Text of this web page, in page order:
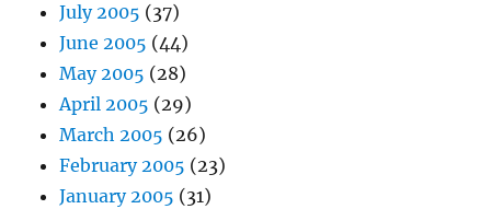
July 2005 (37)
June 2005 (44)
May 2005 (28)
April 2005 (29)
March 2005 (26)
February 2005 (23)
January 2005 (31)